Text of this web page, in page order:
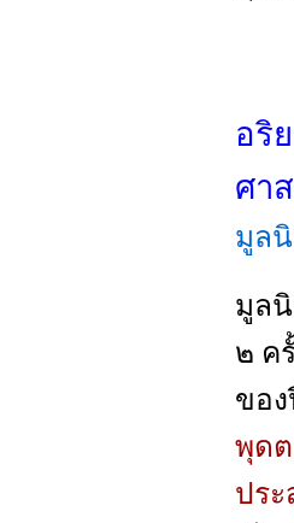
อริ
ศา
มูล
มูล
๒ ค
ขอ
พุด
ปร